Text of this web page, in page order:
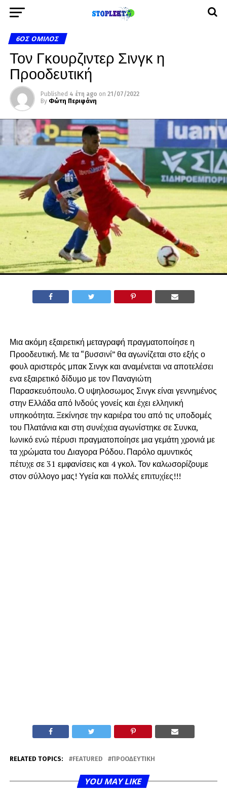
6ΟΣ ΌΜΙΛΟΣ
Τον Γκουρζιντερ Σινγκ η
Προοδευτική
Published 4 έτη ago on 21/07/2022
By Φώτη Περιφάνη
Μια ακόμη εξαιρετική μεταγραφή πραγματοποίησε η
Προοδευτική. Με τα “βυσσινί” θα αγωνίζεται στο εξής ο
φουλ αριστερός μπακ Σινγκ και αναμένεται να αποτελέσει
ενα εξαιρετικό δίδυμο με τον Παναγιώτη
Παρασκευόπουλο. Ο υψηλοσωμος Σινγκ είναι γεννημένος
στην Ελλάδα από Ινδούς γονείς και έχει ελληνική
υπηκοότητα. Ξεκίνησε την καριέρα του από τις υποδομές
του Πλατάνια και στη συνέχεια αγωνίστηκε σε Συνκα,
Ιωνικό ενώ πέρυσι πραγματοποίησε μια γεμάτη χρονιά με
τα χρώματα του Διαγορα Ρόδου. Παρόλο αμυντικός
πέτυχε σε 31 εμφανίσεις και 4 γκολ. Τον καλωσορίζουμε
στον σύλλογο μας! Υγεία και πολλές επιτυχίες!!!
RELATED TOPICS: FEATURED ΠΡΟΟΔΕΥΤΙΚΉ
YOU MAY LIKE